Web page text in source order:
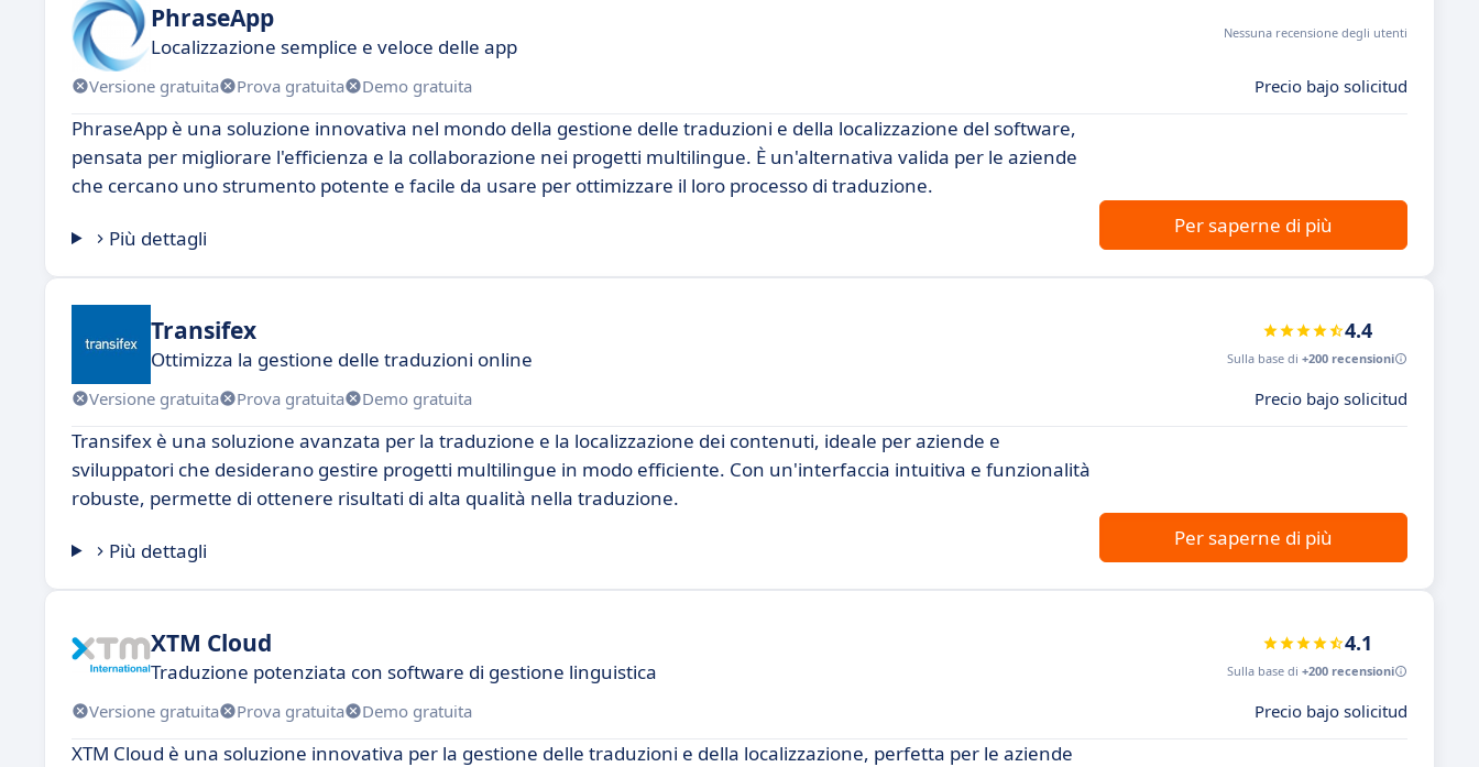
PhraseApp
Localizzazione semplice e veloce delle app
Nessuna recensione degli utenti
Versione gratuita Prova gratuita Demo gratuita Precio bajo solicitud
PhraseApp è una soluzione innovativa nel mondo della gestione delle traduzioni e della localizzazione del software,
pensata per migliorare l'efficienza e la collaborazione nei progetti multilingue. È un'alternativa valida per le aziende
che cercano uno strumento potente e facile da usare per ottimizzare il loro processo di traduzione.
Più dettagli
Per saperne di più
Transifex
Ottimizza la gestione delle traduzioni online
4.4
Sulla base di +200 recensioni
Versione gratuita Prova gratuita Demo gratuita Precio bajo solicitud
Transifex è una soluzione avanzata per la traduzione e la localizzazione dei contenuti, ideale per aziende e
sviluppatori che desiderano gestire progetti multilingue in modo efficiente. Con un'interfaccia intuitiva e funzionalità
robuste, permette di ottenere risultati di alta qualità nella traduzione.
Più dettagli
Per saperne di più
XTM Cloud
Traduzione potenziata con software di gestione linguistica
4.1
Sulla base di +200 recensioni
Versione gratuita Prova gratuita Demo gratuita Precio bajo solicitud
XTM Cloud è una soluzione innovativa per la gestione delle traduzioni e della localizzazione, perfetta per le aziende